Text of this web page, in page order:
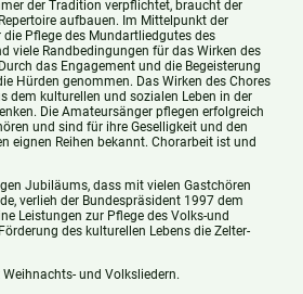
der Tradition verpflichtet, braucht der
aufbauen. Im Mittelpunkt der
Pflege des Mundartliedgutes des
viele Randbedingungen für das Wirken des
das Engagement und die Begeisterung
Hürden genommen. Das Wirken des Chores
dem kulturellen und sozialen Leben in der
Die Amateursänger pflegen erfolgreich
und sind für ihre Geselligkeit und den
eignen Reihen bekannt. Chorarbeit ist und
Jubiläums, dass mit vielen Gastchören
verlieh der Bundespräsident 1997 dem
Leistungen zur Pflege des Volks-und
des kulturellen Lebens die Zelter-
und Volksliedern.